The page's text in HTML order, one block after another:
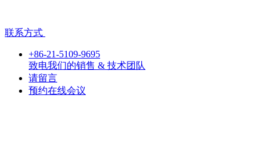
联系方式
+86-21-5109-9695
致电我们的销售 & 技术团队
请留言
预约在线会议